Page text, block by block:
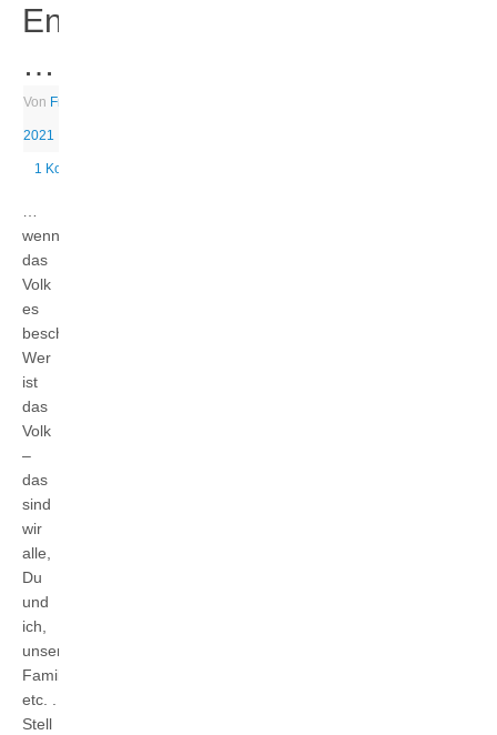
Ende,
…
Von Fritz
2021
1 Kommentar
…
wenn
das
Volk
es
beschließt.
Wer
ist
das
Volk
–
das
sind
wir
alle,
Du
und
ich,
unsere
Familien
etc. .
Stell